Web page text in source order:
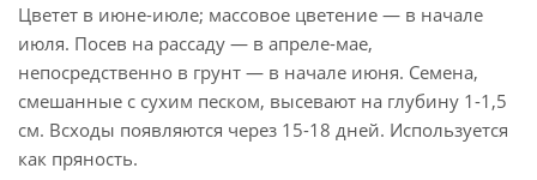
Цветет в июне-июле; массовое цветение — в начале
июля. Посев на рассаду — в апреле-мае,
непосредственно в грунт — в начале июня. Семена,
смешанные с сухим песком, высевают на глубину 1-1,5
см. Всходы появляются через 15-18 дней. Используется
как пряность.